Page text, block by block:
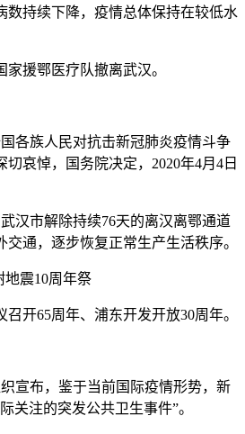
数持续下降，疫情总体保持在较低水
家援鄂医疗队撤离武汉。
各族人民对抗击新冠肺炎疫情斗争
哀悼，国务院决定，2020年4月4日
汉市解除持续76天的离汉离鄂通道
通，逐步恢复正常生产生活秩序。
震10周年祭
开65周年、浦东开发开放30周年。
宣布，鉴于当前国际疫情形势，新
关注的突发公共卫生事件”。